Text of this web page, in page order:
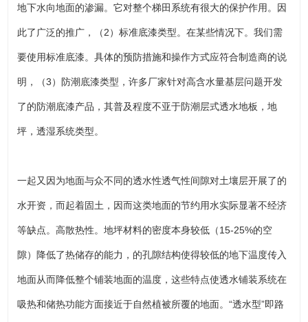
地下水向地面的渗漏。它对整个梯田系统有很大的保护作用。因
此了广泛的推广，（2）标准底漆类型。在某些情况下。我们需
要使用标准底漆。具体的预防措施和操作方式应符合制造商的说
明，（3）防潮底漆类型，许多厂家针对高含水量基层问题开发
了的防潮底漆产品，其普及程度不亚于防潮层式透水地板，地
坪，透湿系统类型。
一起又因为地面与众不同的透水性透气性间隙对土壤层开展了的
水开资，而起着固土，因而这类地面的节约用水实际显著不经济
等缺点。高散热性。地坪材料的密度本身较低（15-25%的空
隙）降低了热储存的能力，的孔隙结构使得较低的地下温度传入
地面从而降低整个铺装地面的温度，这些特点使透水铺装系统在
吸热和储热功能方面接近于自然植被所覆的地面。“透水型”即路